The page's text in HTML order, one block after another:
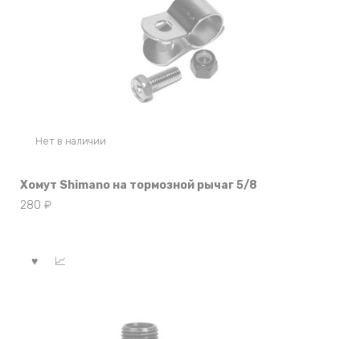
Нет в наличии
Хомут Shimano на тормозной рычаг 5/8
280 ₽